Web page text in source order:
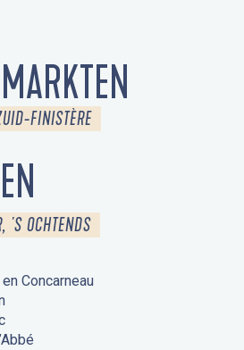
FINISTÈRE
'S OCHTENDS
Concarneau